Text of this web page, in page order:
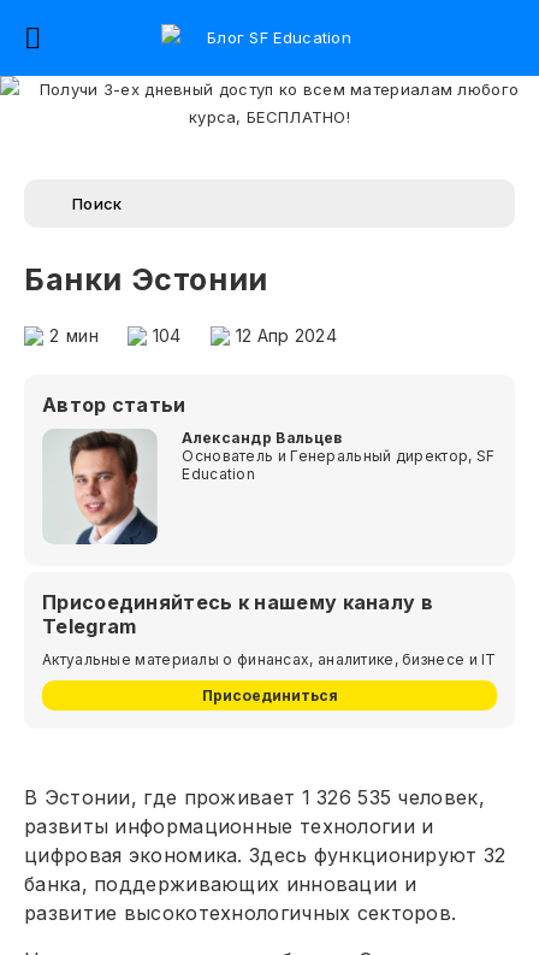
Банки Эстонии
2 мин 104 12 Апр 2024
Автор статьи
Александр Вальцев
Основатель и Генеральный директор, SF
Education
Присоединяйтесь к нашему каналу в
Telegram
Актуальные материалы о финансах, аналитике, бизнесе и IT
Присоединиться
В Эстонии, где проживает 1 326 535 человек,
развиты информационные технологии и
цифровая экономика. Здесь функционируют 32
банка, поддерживающих инновации и
развитие высокотехнологичных секторов.